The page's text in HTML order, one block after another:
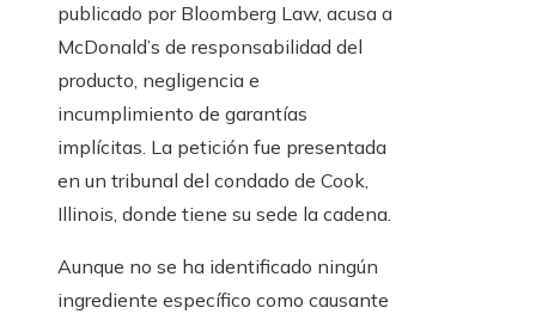
publicado por Bloomberg Law, acusa a
McDonald’s de responsabilidad del
producto, negligencia e
incumplimiento de garantías
implícitas. La petición fue presentada
en un tribunal del condado de Cook,
Illinois, donde tiene su sede la cadena.
Aunque no se ha identificado ningún
ingrediente específico como causante